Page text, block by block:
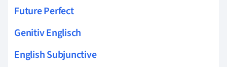
Future Perfect
Genitiv Englisch
English Subjunctive